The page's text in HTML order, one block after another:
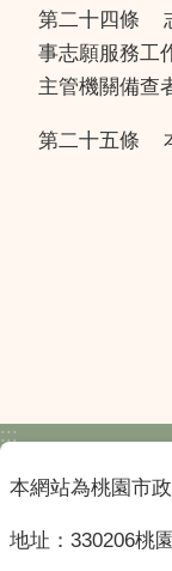
第二十四條
事志願服務工
主管機關備查
第二十五條
:::
本網站為桃園市
地址：330206桃